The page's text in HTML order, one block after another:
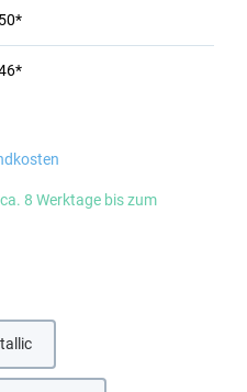
8 Werktage bis zum
verfügbar.)